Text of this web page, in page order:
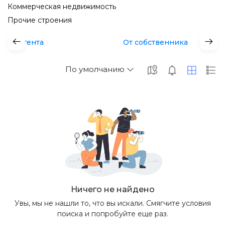
Коммерческая недвижимость
Прочие строения
От агента От собственника
По умолчанию
Ничего не найдено
Увы, мы не нашли то, что вы искали. Смягчите условия
поиска и попробуйте еще раз.